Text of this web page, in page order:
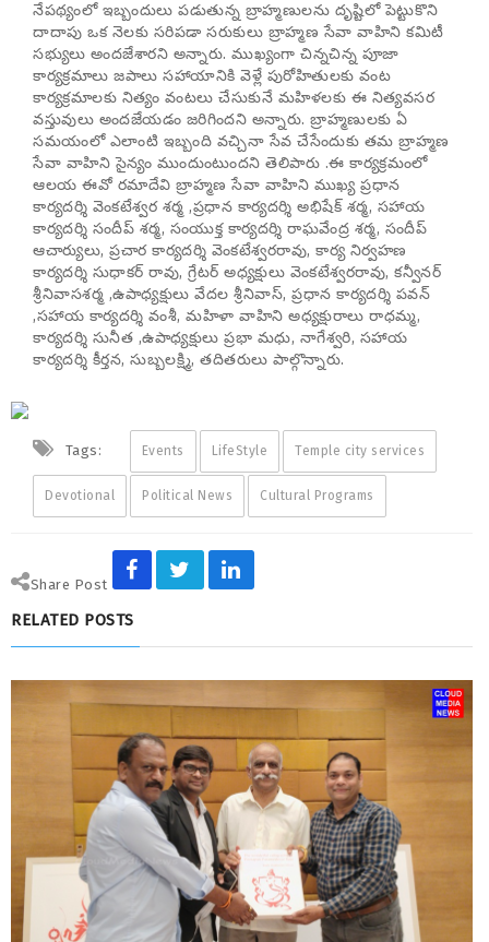
నేపథ్యంలో ఇబ్బందులు పడుతున్న బ్రాహ్మణులను దృష్టిలో పెట్టుకొని
దాదాపు ఒక నెలకు సరిపడా సరుకులు బ్రాహ్మణ సేవా వాహిని కమిటీ
సభ్యులు అందజేశారని అన్నారు. ముఖ్యంగా చిన్నచిన్న పూజా
కార్యక్రమాలు జపాలు సహాయానికి వెళ్లే పురోహితులకు వంట
కార్యక్రమాలకు నిత్యం వంటలు చేసుకునే మహిళలకు ఈ నిత్యవసర
వస్తువులు అందజేయడం జరిగిందని అన్నారు. బ్రాహ్మణులకు ఏ
సమయంలో ఎలాంటి ఇబ్బంది వచ్చినా సేవ చేసేందుకు తమ బ్రాహ్మణ
సేవా వాహిని సైన్యం ముందుంటుందని తెలిపారు .ఈ కార్యక్రమంలో
ఆలయ ఈవో రమాదేవి బ్రాహ్మణ సేవా వాహిని ముఖ్య ప్రధాన
కార్యదర్శి వెంకటేశ్వర శర్మ ,ప్రధాన కార్యదర్శి అభిషేక్ శర్మ, సహాయ
కార్యదర్శి సందీప్ శర్మ, సంయుక్త కార్యదర్శి రాఘవేంద్ర శర్మ, సందీప్
ఆచార్యులు, ప్రచార కార్యదర్శి వెంకటేశ్వరరావు, కార్య నిర్వహణ
కార్యదర్శి సుధాకర్ రావు, గ్రేటర్ అధ్యక్షులు వెంకటేశ్వరరావు, కన్వీనర్
శ్రీనివాసశర్మ ,ఉపాధ్యక్షులు వేదల శ్రీనివాస్, ప్రధాన కార్యదర్శి పవన్
,సహాయ కార్యదర్శి వంశీ, మహిళా వాహిని అధ్యక్షురాలు రాధమ్మ,
కార్యదర్శి సునీత ,ఉపాధ్యక్షులు ప్రభా మధు, నాగేశ్వరి, సహాయ
కార్యదర్శి కీర్తన, సుబ్బలక్ష్మి, తదితరులు పాల్గొన్నారు.
Tags: Events LifeStyle Temple city services
Devotional Political News Cultural Programs
Share Post
RELATED POSTS